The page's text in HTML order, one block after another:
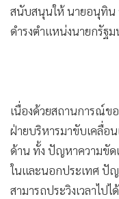
สนับสนุนให้ นายอนุทิน
ดำรงตำแหน่งนายกรัฐ
เนื่องด้วยสถานการณ์ข
ฝ่ายบริหารมาขับเคลื่
ด้าน ทั้ง ปัญหาความขัด
ในและนอกประเทศ ปัญ
สามารถประวิงเวลาไปไ